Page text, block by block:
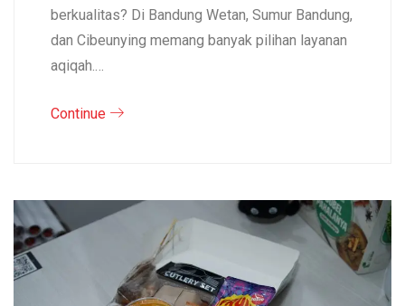
berkualitas? Di Bandung Wetan, Sumur Bandung,
dan Cibeunying memang banyak pilihan layanan
aqiqah.…
Continue